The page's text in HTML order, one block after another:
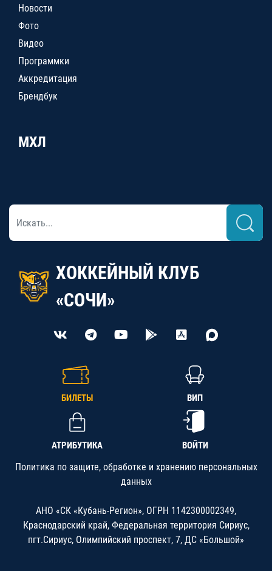
Новости
Фото
Видео
Программки
Аккредитация
Брендбук
МХЛ
ХОККЕЙНЫЙ КЛУБ
«СОЧИ»
БИЛЕТЫ ВИП
АТРИБУТИКА ВОЙТИ
Политика по защите, обработке и хранению персональных
данных
АНО «СК «Кубань-Регион», ОГРН 1142300002349,
Краснодарский край, Федеральная территория Сириус,
пгт.Сириус, Олимпийский проспект, 7, ДС «Большой»